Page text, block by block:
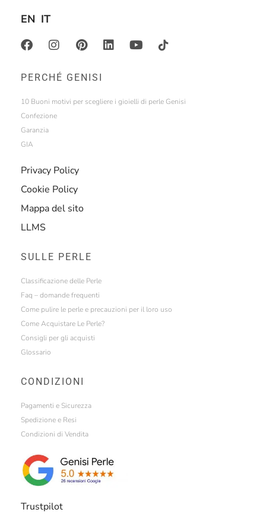
EN IT
PERCHÉ GENISI
10 Buoni motivi per scegliere i gioielli di perle Genisi
Confezione
Garanzia
GIA
Privacy Policy
Cookie Policy
Mappa del sito
LLMS
SULLE PERLE
Classificazione delle Perle
Faq – domande frequenti
Come pulire le perle e precauzioni per il loro uso
Come Acquistare Le Perle?
Consigli per gli acquisti
Glossario
CONDIZIONI
Pagamenti e Sicurezza
Spedizione e Resi
Condizioni di Vendita
Trustpilot